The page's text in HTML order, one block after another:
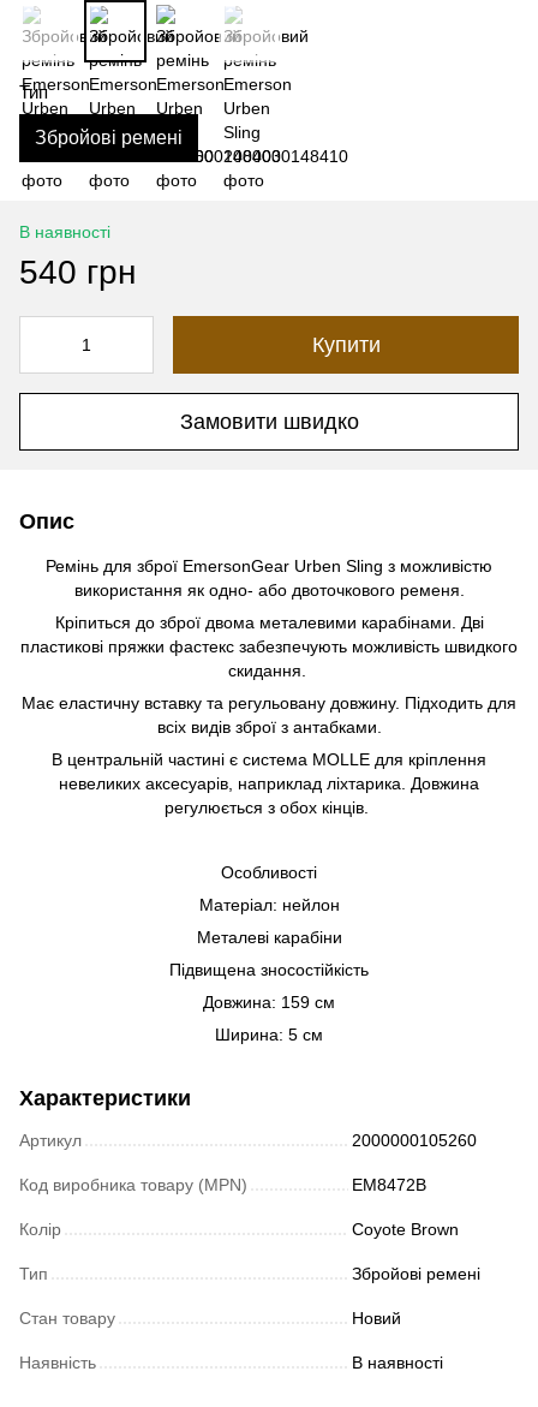
Тип
Збройові ремені
В наявності
540 грн
Купити
Замовити швидко
Опис
Ремінь для зброї EmersonGear Urben Sling з можливістю
використання як одно- або двоточкового ременя.
Кріпиться до зброї двома металевими карабінами. Дві
пластикові пряжки фастекс забезпечують можливість швидкого
скидання.
Має еластичну вставку та регульовану довжину. Підходить для
всіх видів зброї з антабками.
В центральній частині є система MOLLE для кріплення
невеликих аксесуарів, наприклад ліхтарика. Довжина
регулюється з обох кінців.
Особливості
Матеріал: нейлон
Металеві карабіни
Підвищена зносостійкість
Довжина: 159 см
Ширина: 5 см
Характеристики
Артикул 2000000105260
Код виробника товару (MPN) EM8472B
Колір Coyote Brown
Тип Збройові ремені
Стан товару Новий
Наявність В наявності